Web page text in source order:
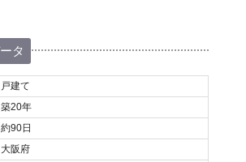
タ
戸建て
築20年
約90日
大阪府